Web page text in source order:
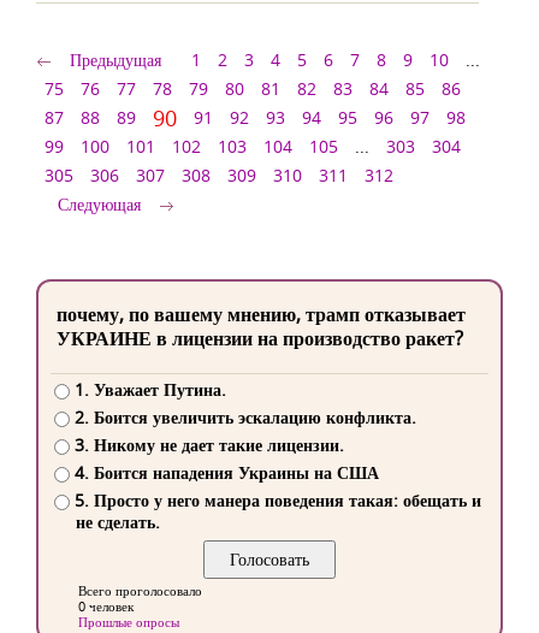
Предыдущая 1 2 3 4 5 6 7 8 9 10
...
75
76 77 78 79 80 81 82 83 84 85
86
87
88 89 90 91 92 93 94 95 96 97
98
99
100 101 102 103 104 105 ... 303
304
305
306 307 308 309 310 311
312
Следующая
почему, по вашему мнению, трамп отказывает
УКРАИНЕ в лицензии на производство ракет?
1. Уважает Путина.
2. Боится увеличить эскалацию конфликта.
3. Никому не дает такие лицензии.
4. Боится нападения Украины на США
5. Просто у него манера поведения такая: обещать и
не сделать.
Всего проголосовало
0 человек
Прошлые опросы